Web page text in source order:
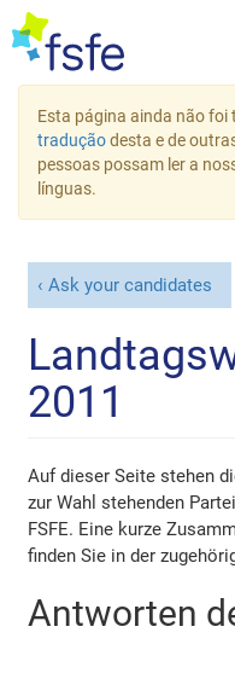
Esta página ainda não foi
traduçãodesta e de
pessoas possam ler a
línguas.
Ask your candidates
2011
Auf dieser Seite stehen
zur Wahl stehenden
FSFE. Eine kurze
finden Sie in der
Antworten